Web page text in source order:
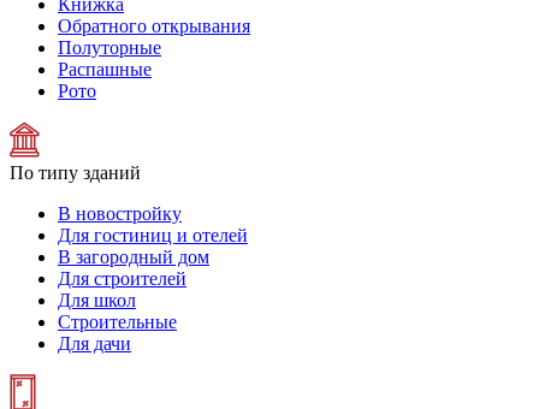
Книжка
Обратного открывания
Полуторные
Распашные
Рото
По типу зданий
В новостройку
Для гостиниц и отелей
В загородный дом
Для строителей
Для школ
Строительные
Для дачи